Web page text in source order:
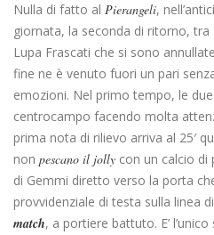
Nulla di fatto al Pierangeli,
giornata, la seconda di ritorno,
Lupa Frascati che si sono
fine ne è venuto fuori un pari
emozioni. Nel primo tempo, le
centrocampo facendo molta
prima nota di rilievo arriva al 25′
non pescano il jolly con un calcio di
di Gemmi diretto verso la porta
provvidenziale di testa sulla linea di
match, a portiere battuto. E’